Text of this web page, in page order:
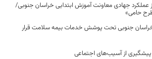
عملکرد جهادی معاونت آموزش ابتدایی خراسان جنوبی/
در خراسان جنوبی تحت پوشش خدمات بیمه سلامت قرار
پیشگیری از آسیب‌های اجتماعی